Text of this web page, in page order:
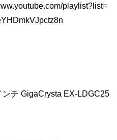
playlist?list=
ンチ GigaCrysta EX-LDGC25